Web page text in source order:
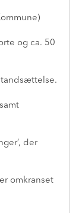
og ca. 50
der
omkranset